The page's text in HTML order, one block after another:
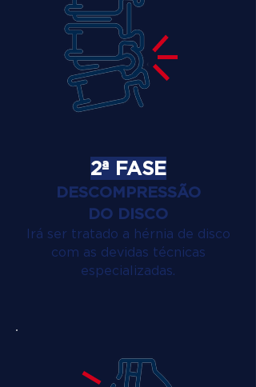
2ª FASE
DESCOMPRESSÃO
DO DISCO
Irá ser tratado a hérnia de disco
com as devidas técnicas
especializadas.